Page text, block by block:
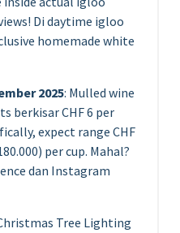
Di daytime igloo
homemade white
2025: Mulled wine
berkisar CHF 6 per
expect range CHF
per cup. Mahal?
dan Instagram
Tree Lighting